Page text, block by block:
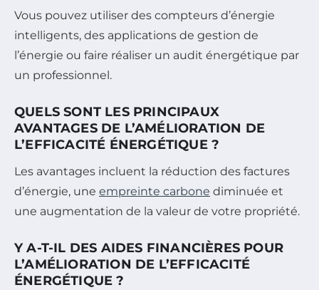
Vous pouvez utiliser des compteurs d’énergie
intelligents, des applications de gestion de
l’énergie ou faire réaliser un audit énergétique par
un professionnel.
QUELS SONT LES PRINCIPAUX
AVANTAGES DE L’AMÉLIORATION DE
L’EFFICACITÉ ÉNERGÉTIQUE ?
Les avantages incluent la réduction des factures
d’énergie, une empreinte carbone diminuée et
une augmentation de la valeur de votre propriété.
Y A-T-IL DES AIDES FINANCIÈRES POUR
L’AMÉLIORATION DE L’EFFICACITÉ
ÉNERGÉTIQUE ?